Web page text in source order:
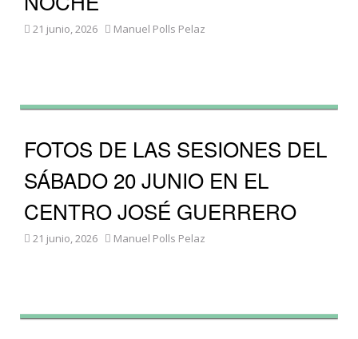
21 junio, 2026 Manuel Polls Pelaz
FOTOS DE LAS SESIONES DEL
SÁBADO 20 JUNIO EN EL
CENTRO JOSÉ GUERRERO
21 junio, 2026 Manuel Polls Pelaz